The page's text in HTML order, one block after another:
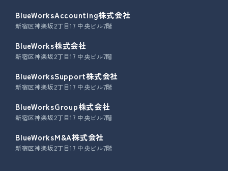
BlueWorksAccounting株式会社
新宿区神楽坂2丁目17 中央ビル7階
BlueWorks株式会社
新宿区神楽坂2丁目17 中央ビル7階
BlueWorksSupport株式会社
新宿区神楽坂2丁目17 中央ビル7階
BlueWorksGroup株式会社
新宿区神楽坂2丁目17 中央ビル7階
BlueWorksM&A株式会社
新宿区神楽坂2丁目17 中央ビル7階